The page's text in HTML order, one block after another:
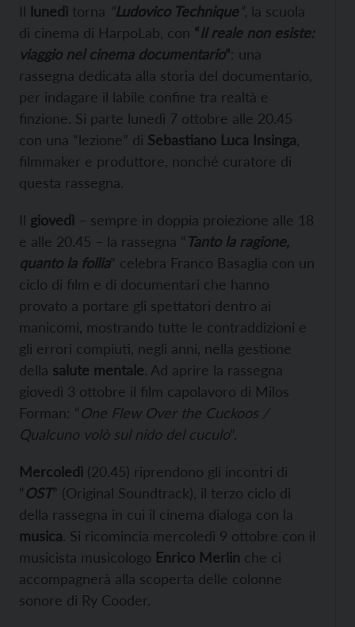
Il lunedì torna “Ludovico Technique”, la scuola
di cinema di HarpoLab, con “Il reale non esiste:
viaggio nel cinema documentario”: una
rassegna dedicata alla storia del documentario,
per indagare il labile confine tra realtà e
finzione. Si parte lunedì 7 ottobre alle 20.45
con una “lezione” di Sebastiano Luca Insinga
filmmaker e produttore, nonché curatore di
questa rassegna.
Il giovedì – sempre in doppia proiezione alle 18
e alle 20.45 – la rassegna “ Tanto la ragione,
quanto la follia” celebra Franco Basaglia con un
ciclo di film e di documentari che hanno
provato a portare gli spettatori dentro ai
manicomi, mostrando tutte le contraddizioni e
gli errori compiuti, negli anni, nella gestione
della salute mentale. Ad aprire la rassegna
giovedì 3 ottobre il film capolavoro di Milos
Forman: “ One Flew Over the Cuckoos /
Qualcuno volò sul nido del cuculo”.
Mercoledì (20.45) riprendono gli incontri di
“ OST” (Original Soundtrack), il terzo ciclo di
della rassegna in cui il cinema dialoga con la
musica. Si ricomincia mercoledì 9 ottobre con il
musicista musicologo Enrico Merlin che ci
accompagnerà alla scoperta delle colonne
sonore di Ry Cooder.